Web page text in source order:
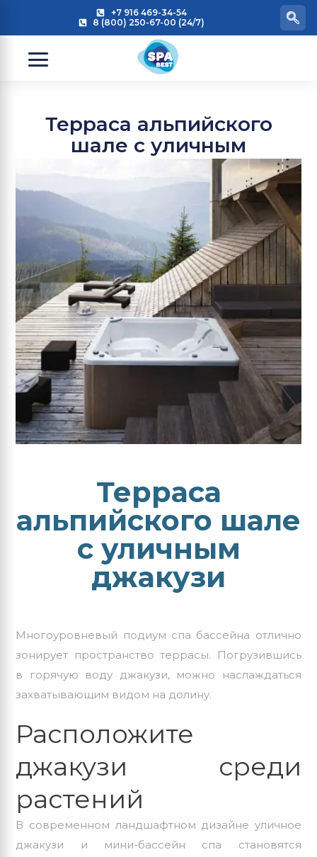
+7 916 469-34-54
8 (800) 250-67-00 (24/7)
Терраса альпийского
шале с уличным
джакузи
Терраса
альпийского шале
с уличным
джакузи
Многоуровневый подиум спа бассейна отлично
зонирует пространство террасы. Погрузившись
в горячую воду джакузи, можно наслаждаться
захватывающим видом на долину.
Расположите
джакузи среди
растений
В современном ландшафтном дизайне уличное
джакузи и мини-бассейн спа становятся